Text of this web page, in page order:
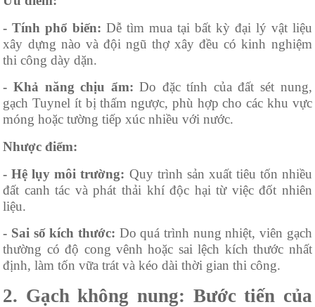
- Tính phổ biến: Dễ tìm mua tại bất kỳ đại lý vật liệu
xây dựng nào và đội ngũ thợ xây đều có kinh nghiệm
thi công dày dặn.
- Khả năng chịu ẩm: Do đặc tính của đất sét nung,
gạch Tuynel ít bị thấm ngược, phù hợp cho các khu vực
móng hoặc tường tiếp xúc nhiều với nước.
Nhược điểm:
- Hệ lụy môi trường: Quy trình sản xuất tiêu tốn nhiều
đất canh tác và phát thải khí độc hại từ việc đốt nhiên
liệu.
- Sai số kích thước: Do quá trình nung nhiệt, viên gạch
thường có độ cong vênh hoặc sai lệch kích thước nhất
định, làm tốn vữa trát và kéo dài thời gian thi công.
2. Gạch không nung: Bước tiến của